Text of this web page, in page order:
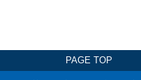
PAGE TOP